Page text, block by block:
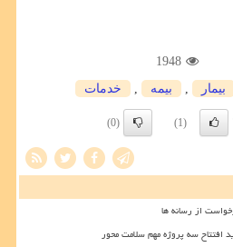
1948
بیمار بیمه خدمات
(1)
(0)
از رسانه ها
افتتاح سه پروژه مهم سلامت محور